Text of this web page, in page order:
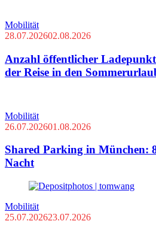
Mobilität
28.07.202602.08.2026
Anzahl öffentlicher
der Reise in den
Mobilität
26.07.202601.08.2026
Shared Parking in München:
Nacht
Mobilität
25.07.202623.07.2026